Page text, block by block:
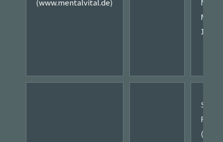
(www.mentalvital.de)
13